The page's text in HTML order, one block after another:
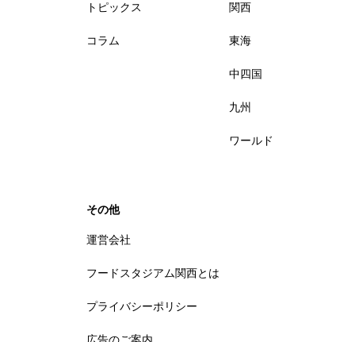
トピックス
コラム
関西
東海
中四国
九州
ワールド
その他
運営会社
フードスタジアム関西とは
プライバシーポリシー